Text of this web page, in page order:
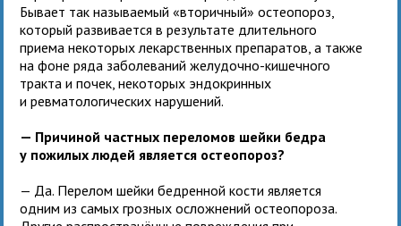
Бывает так называемый «вторичный» остеопороз,
который развивается в результате длительного
приема некоторых лекарственных препаратов, а также
на фоне ряда заболеваний желудочно-кишечного
тракта и почек, некоторых эндокринных
и ревматологических нарушений.
— Причиной частных переломов шейки бедра
у пожилых людей является остеопороз?
— Да. Перелом шейки бедренной кости является
одним из самых грозных осложнений остеопороза.